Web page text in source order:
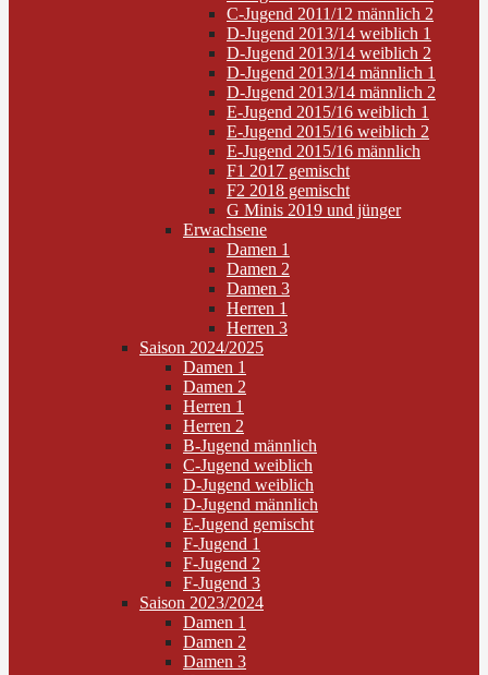
C-Jugend 2011/12 männlich 2
D-Jugend 2013/14 weiblich 1
D-Jugend 2013/14 weiblich 2
D-Jugend 2013/14 männlich 1
D-Jugend 2013/14 männlich 2
E-Jugend 2015/16 weiblich 1
E-Jugend 2015/16 weiblich 2
E-Jugend 2015/16 männlich
F1 2017 gemischt
F2 2018 gemischt
G Minis 2019 und jünger
Erwachsene
Damen 1
Damen 2
Damen 3
Herren 1
Herren 3
Saison 2024/2025
Damen 1
Damen 2
Herren 1
Herren 2
B-Jugend männlich
C-Jugend weiblich
D-Jugend weiblich
D-Jugend männlich
E-Jugend gemischt
F-Jugend 1
F-Jugend 2
F-Jugend 3
Saison 2023/2024
Damen 1
Damen 2
Damen 3